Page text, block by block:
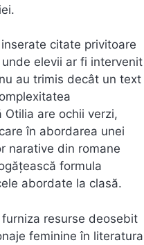
citate privitoare
elevii ar fi intervenit
au trimis decât un text
are ochii verzi,
în abordarea unei
narative din romane
formula
abordate la clasă.
resurse deosebit
feminine în literatura